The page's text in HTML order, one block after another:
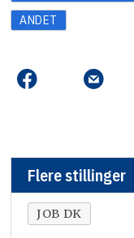
ANDET
Flere stillinger
JOB DK